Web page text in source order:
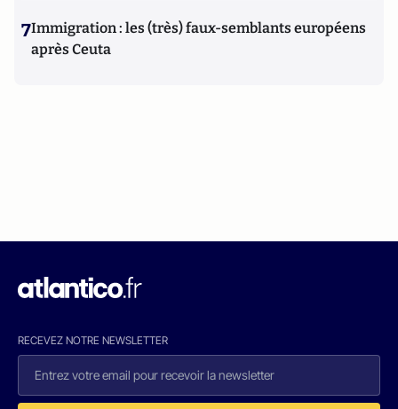
7Immigration : les (très) faux-semblants européens
après Ceuta
RECEVEZ NOTRE NEWSLETTER